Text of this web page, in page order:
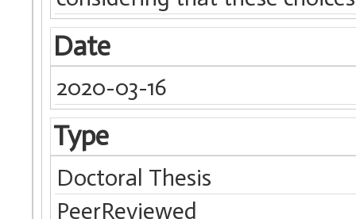
Date
2020-03-16
Type
Doctoral Thesis
PeerReviewed